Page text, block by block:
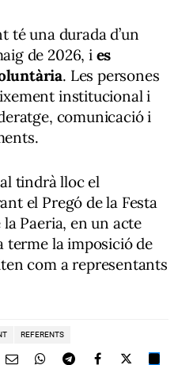
té una durada d’un
de 2026, i es
. Les persones
institucional i
comunicació i
tindrà lloc el
el Pregó de la Festa
Paeria, en un acte
terme la imposició de
com a representants
REFERENTS